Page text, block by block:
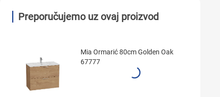
Preporučujemo uz ovaj proizvod
Mia Ormarić 80cm Golden Oak
67777